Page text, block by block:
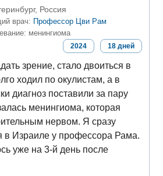
Россия
врач: Профессор Цви Рам
менингиома
2024 18 дней
зрение, стало двоиться в
ходил по окулистам, а в
диагноз поставили за пару
менингиома, которая
нервом. Я сразу
в Израиле у профессора Рама.
уже на 3-й день после